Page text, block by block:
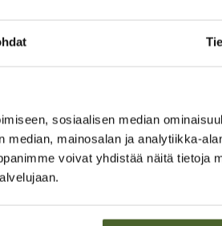
sosiaalisen median
median, mainosalan ja analytiikka-
voivat yhdistää näitä tietoja